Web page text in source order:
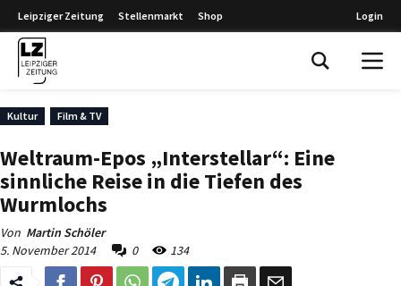
Leipziger Zeitung Stellenmarkt Shop Login
Kultur Film & TV
Weltraum-Epos „Interstellar“: Eine
sinnliche Reise in die Tiefen des
Wurmlochs
Von Martin Schöler
5. November 2014
0 134